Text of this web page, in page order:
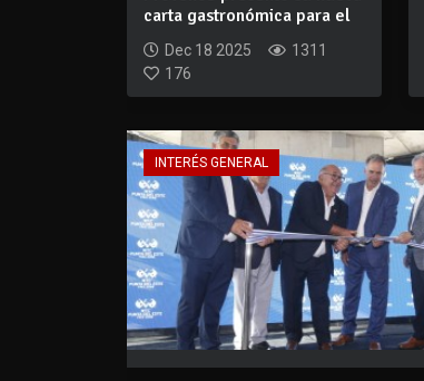
carta gastronómica para el
Dec 18 2025
1311
176
INTERÉS GENERAL